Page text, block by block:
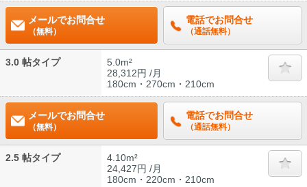
メールでお問合せ
（無料）
電話でお問合せ
（通話無料）
3.0 帖タイプ
5.0m²
28,312円 /月
180cm・270cm・210cm
メールでお問合せ
（無料）
電話でお問合せ
（通話無料）
2.5 帖タイプ
4.10m²
24,427円 /月
180cm・220cm・210cm